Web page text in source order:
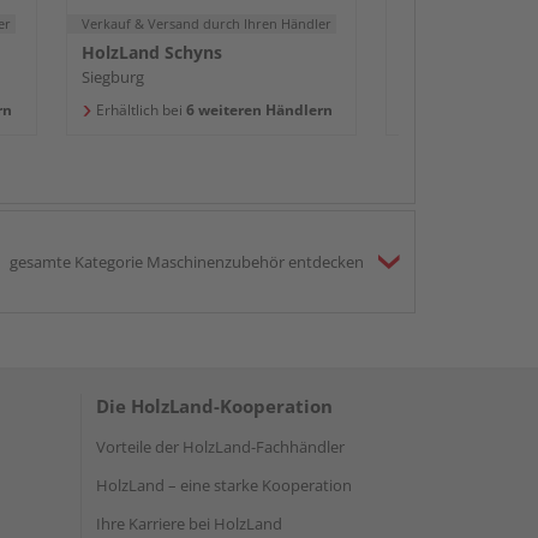
Verkauf & Versand durch Ihren Händler
HolzLand Schyns
Siegburg
Erhältlich bei 6 weiteren Händlern
gesamte Kategorie Maschinenzubehör entdecken
Die HolzLand-Kooperation
Vorteile der HolzLand-Fachhändler
HolzLand – eine starke Kooperation
Ihre Karriere bei HolzLand